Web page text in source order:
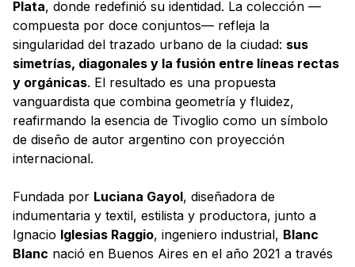
Plata, donde redefinió su identidad. La colección —
compuesta por doce conjuntos— refleja la
singularidad del trazado urbano de la ciudad: sus
simetrías, diagonales y la fusión entre líneas rectas
y orgánicas. El resultado es una propuesta
vanguardista que combina geometría y fluidez,
reafirmando la esencia de Tivoglio como un símbolo
de diseño de autor argentino con proyección
internacional.
Fundada por Luciana Gayol, diseñadora de
indumentaria y textil, estilista y productora, junto a
Ignacio Iglesias Raggio, ingeniero industrial, Blanc
Blanc nació en Buenos Aires en el año 2021 a través